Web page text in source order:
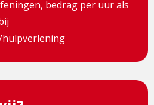
bedrag per uur als